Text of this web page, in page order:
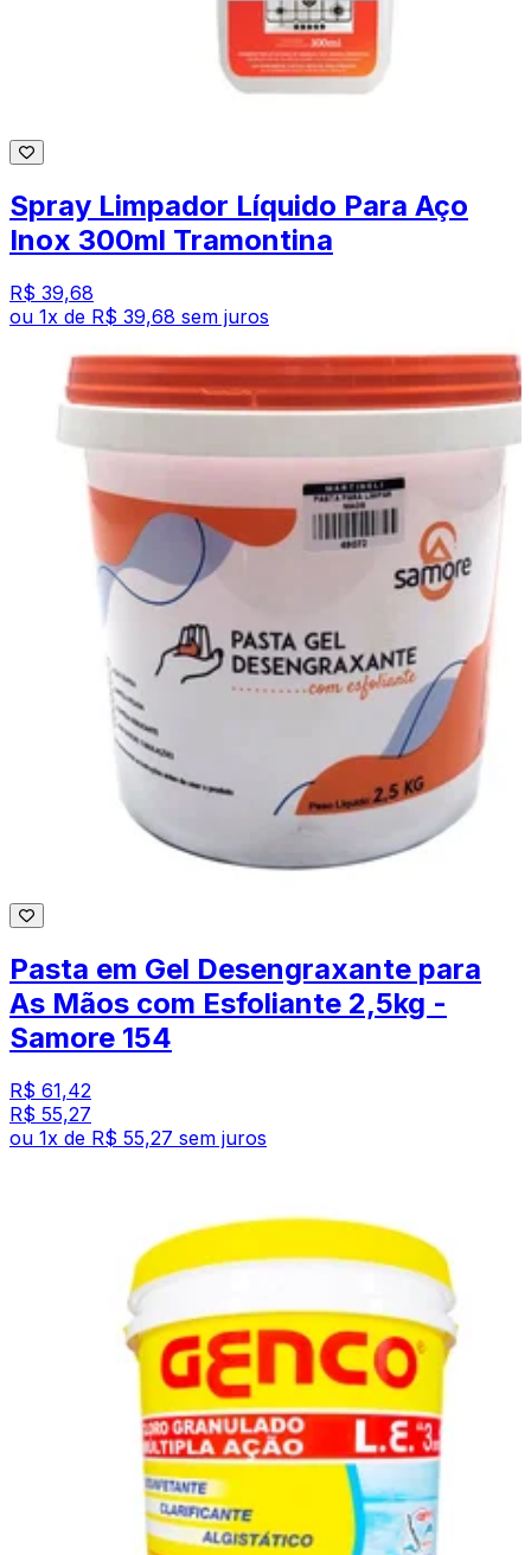
Spray Limpador Líquido Para Aço
Inox 300ml Tramontina
R$ 39,68
ou 1x de R$ 39,68 sem juros
Pasta em Gel Desengraxante para
As Mãos com Esfoliante 2,5kg -
Samore 154
R$ 61,42
R$ 55,27
ou 1x de R$ 55,27 sem juros